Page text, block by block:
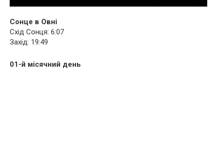
Сонце в Овні
Схід Сонця: 6:07
Захід: 19:49
01-й місячний день